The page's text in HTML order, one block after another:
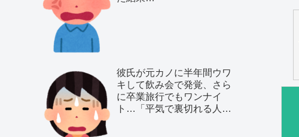
彼氏が元カノに半年間ウワ
キして飲み会で発覚、さら
に卒業旅行でもワンナイ
ト…「平気で裏切れる人種